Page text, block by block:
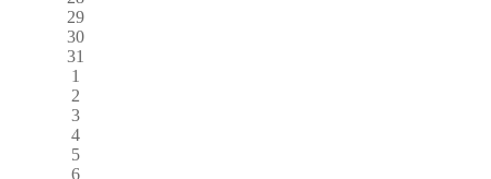
29
30
31
1
2
3
4
5
6